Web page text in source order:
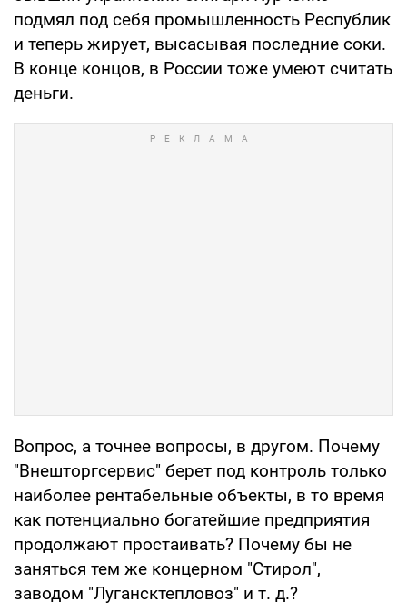
подмял под себя промышленность Республик
и теперь жирует, высасывая последние соки.
В конце концов, в России тоже умеют считать
деньги.
Вопрос, а точнее вопросы, в другом. Почему
"Внешторгсервис" берет под контроль только
наиболее рентабельные объекты, в то время
как потенциально богатейшие предприятия
продолжают простаивать? Почему бы не
заняться тем же концерном "Стирол",
заводом "Лугансктепловоз" и т. д.?